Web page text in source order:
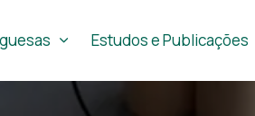
Estudos e Publicações